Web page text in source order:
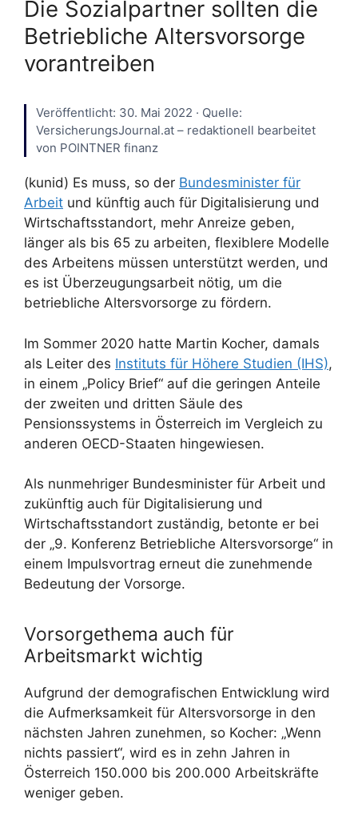
Die Sozialpartner sollten die
Betriebliche Altersvorsorge
vorantreiben
Veröffentlicht: 30. Mai 2022 · Quelle:
VersicherungsJournal.at – redaktionell bearbeitet
von POINTNER finanz
(kunid) Es muss, so der Bundesminister für
Arbeit und künftig auch für Digitalisierung und
Wirtschaftsstandort, mehr Anreize geben,
länger als bis 65 zu arbeiten, flexiblere Modelle
des Arbeitens müssen unterstützt werden, und
es ist Überzeugungsarbeit nötig, um die
betriebliche Altersvorsorge zu fördern.
Im Sommer 2020 hatte Martin Kocher, damals
als Leiter des Instituts für Höhere Studien (IHS),
in einem „Policy Brief“ auf die geringen Anteile
der zweiten und dritten Säule des
Pensionssystems in Österreich im Vergleich zu
anderen OECD-Staaten hingewiesen.
Als nunmehriger Bundesminister für Arbeit und
zukünftig auch für Digitalisierung und
Wirtschaftsstandort zuständig, betonte er bei
der „9. Konferenz Betriebliche Altersvorsorge“ in
einem Impulsvortrag erneut die zunehmende
Bedeutung der Vorsorge.
Vorsorgethema auch für
Arbeitsmarkt wichtig
Aufgrund der demografischen Entwicklung wird
die Aufmerksamkeit für Altersvorsorge in den
nächsten Jahren zunehmen, so Kocher: „Wenn
nichts passiert“, wird es in zehn Jahren in
Österreich 150.000 bis 200.000 Arbeitskräfte
weniger geben.